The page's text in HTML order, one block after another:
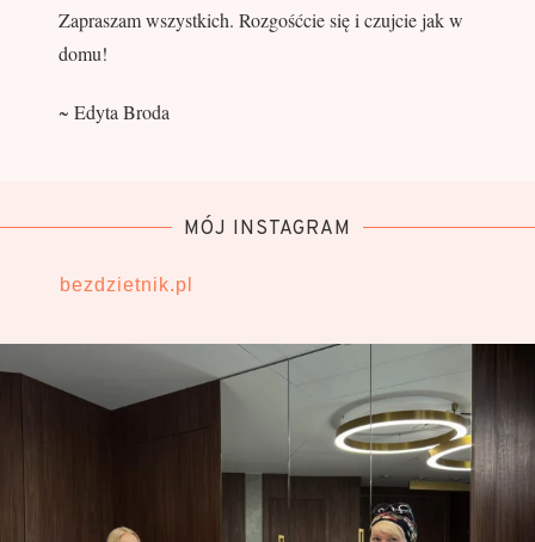
Zapraszam wszystkich. Rozgośćcie się i czujcie jak w
domu!
~ Edyta Broda
MÓJ INSTAGRAM
bezdzietnik.pl